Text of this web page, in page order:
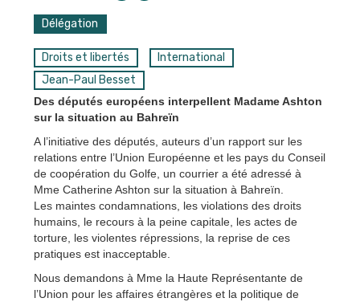
Délégation
Droits et libertés
International
Jean-Paul Besset
Des députés européens interpellent Madame Ashton
sur la situation au Bahreïn
A l’initiative des députés, auteurs d’un rapport sur les
relations entre l’Union Européenne et les pays du Conseil
de coopération du Golfe, un courrier a été adressé à
Mme Catherine Ashton sur la situation à Bahreïn.
Les maintes condamnations, les violations des droits
humains, le recours à la peine capitale, les actes de
torture, les violentes répressions, la reprise de ces
pratiques est inacceptable.
Nous demandons à Mme la Haute Représentante de
l’Union pour les affaires étrangères et la politique de